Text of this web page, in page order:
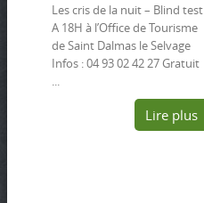
Les cris de la nuit – Blind test
A 18H à l’Office de Tourisme
de Saint Dalmas le Selvage
Infos : 04 93 02 42 27 Gratuit
...
Lire plus